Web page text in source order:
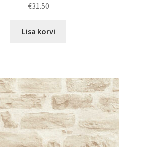
€31.50
Lisa korvi